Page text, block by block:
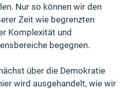
Nur so können wir den
Zeit wie begrenzten
Komplexität und
begegnen.
über die Demokratie
wird ausgehandelt, wie wir